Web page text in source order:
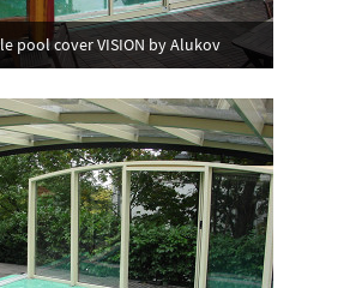
pool cover VISION by Alukov